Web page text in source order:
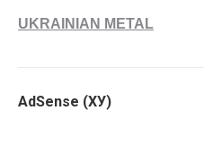
UKRAINIAN METAL
AdSense (ХУ)